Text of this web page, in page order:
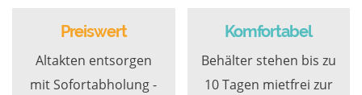
Preiswert
Altakten entsorgen
mit Sofortabholung -
Komfortabel
Behälter stehen bis zu
10 Tagen mietfrei zur